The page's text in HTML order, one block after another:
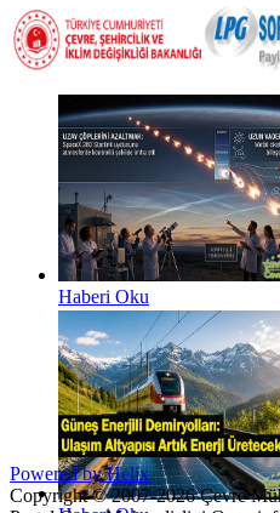
Haberi Oku
Powered by Helix
Copyright © 2007-2026 Çevre